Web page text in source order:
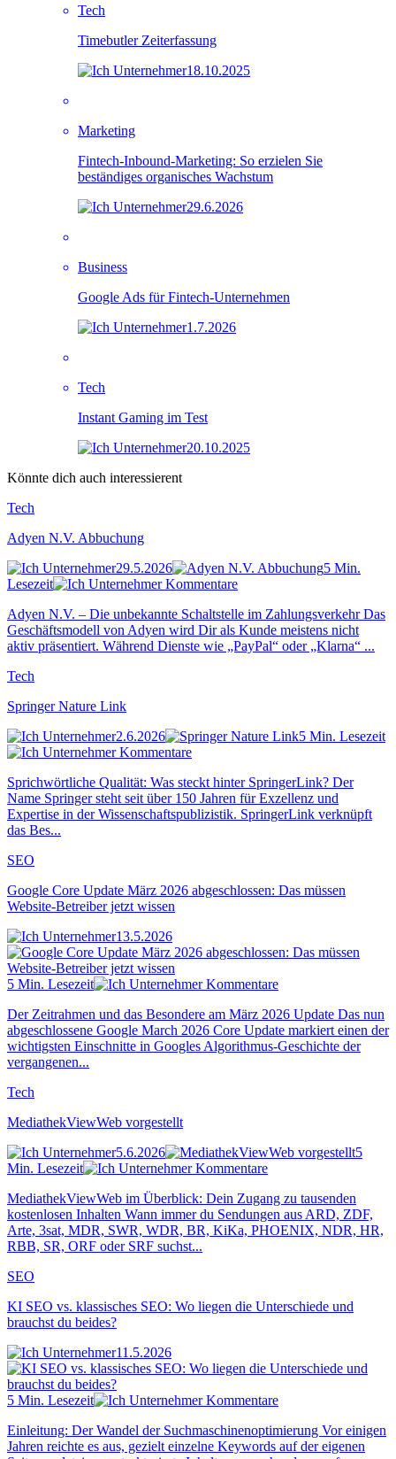
Tech
Timebutler Zeiterfassung
18.10.2025
Marketing
Fintech-Inbound-Marketing: So erzielen Sie
beständiges organisches Wachstum
29.6.2026
Business
Google Ads für Fintech-Unternehmen
1.7.2026
Tech
Instant Gaming im Test
20.10.2025
Könnte dich auch interessierent
Tech
Adyen N.V. Abbuchung
29.5.2026
5 Min.
Lesezeit
Kommentare
Adyen N.V. – Die unbekannte Schaltstelle im Zahlungsverkehr Das
Geschäftsmodell von Adyen wird Dir als Kunde meistens nicht
aktiv präsentiert. Während Dienste wie „PayPal“ oder „Klarna“ ...
Tech
Springer Nature Link
2.6.2026
5 Min. Lesezeit
Kommentare
Sprichwörtliche Qualität: Was steckt hinter SpringerLink? Der
Name Springer steht seit über 150 Jahren für Exzellenz und
Expertise in der Wissenschaftspublizistik. SpringerLink verknüpft
das Bes...
SEO
Google Core Update März 2026 abgeschlossen: Das müssen
Website-Betreiber jetzt wissen
13.5.2026
5 Min. Lesezeit
Kommentare
Der Zeitrahmen und das Besondere am März 2026 Update Das nun
abgeschlossene Google March 2026 Core Update markiert einen der
wichtigsten Einschnitte in Googles Algorithmus-Geschichte der
vergangenen...
Tech
MediathekViewWeb vorgestellt
5.6.2026
5
Min. Lesezeit
Kommentare
MediathekViewWeb im Überblick: Dein Zugang zu tausenden
kostenlosen Inhalten Wann immer du Sendungen aus ARD, ZDF,
Arte, 3sat, MDR, SWR, WDR, BR, KiKa, PHOENIX, NDR, HR,
RBB, SR, ORF oder SRF suchst...
SEO
KI SEO vs. klassisches SEO: Wo liegen die Unterschiede und
brauchst du beides?
11.5.2026
5 Min. Lesezeit
Kommentare
Einleitung: Der Wandel der Suchmaschinenoptimierung Vor einigen
Jahren reichte es aus, gezielt einzelne Keywords auf der eigenen